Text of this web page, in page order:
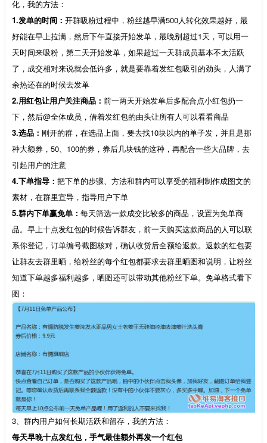
化，我的方法：
1.发单的时间： 开群吸粉过程中，粉丝越早满500人转化效果越好，最
好能在早上拉满，然后下午直接开始发单，最晚别超过1天，可以用一
天时间来吸粉，第二天开始发单，如果超过一天群成员基本不太活跃
了，成交相对来说就会低许多，就是要靠着发红包吸引的劲头，人满了
余热还在的时候去发单
2.用红包让用户关注商品： 前一两天开始发单后多配合点小红包扔一
下，然后@全体成员，借着发红包的由头让所有人可以看看商品
3.选品： 刚开的群，在选品上面，要去找10块以内的单子发，并且是那
种大额券，50、100的券，券后几块钱的这种，再配合一些大品牌，去
引起用户的注意
4.下单指导： 把下单的步骤、方法和群内可以享受的福利制作成图文的
素材，在群里宣导，指导用户下单
5.群内下单赢免单： 每天筛选一款成交比较多的商品，设置为免单商
品。早上十点发红包的时候告诉群友，前一天购买这款商品的人可以联
系你登记， 订单编号截图核对，确认收货后全额给返款。返款的红包要
让群友去群里晒，给粉丝的每个红包都要求去群里晒图和说明，让粉丝
知道下单越多福利越多，晒图还可以带动其他粉丝下单。免单格式看下
图：
3、群内用户如何长期活跃和留存，我的方法：
每天早晚十点发红包，手气最佳额外再发一个红包